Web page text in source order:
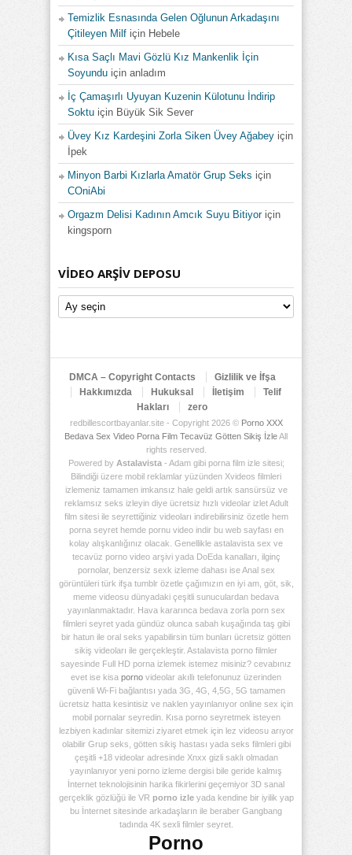
Temizlik Esnasında Gelen Oğlunun Arkadaşını
Çitileyen Milf için Hebele
Kısa Saçlı Mavi Gözlü Kız Mankenlik İçin
Soyundu için anladım
İç Çamaşırlı Uyuyan Kuzenin Külotunu İndirip
Soktu için Büyük Sik Sever
Üvey Kız Kardeşini Zorla Siken Üvey Ağabey için
İpek
Minyon Barbi Kızlarla Amatör Grup Seks için
COniAbi
Orgazm Delisi Kadının Amcık Suyu Bitiyoriçin
kingsporn
VIDEO ARŞIV DEPOSU
Video
Arşiv
DMCA – Copyright Contacts
Gizlilik ve İfşa
Hakkımızda
Hukuksal İletişim
Telif
Hakları
zero
redbillescortbayanlar.site - Copyright 2026 © Porno XXX
Bedava Sex Video Porna Film Tecavüz Götten Sikiş İzleAll
rights reserved.
Powered by Astalavista- Adam gibi porna film izle sitesi;
Bilindiği üzere mobil reklamlar yüzünden Xvideos filmleri
izlemeniz tamamen imkansız hale geldi artık sansürsüz ve
reklamsız seks izleyin diye ücretsiz hızlı videolar izlet Adult
film sitesi ile seyrettiğiniz videoları indirebilirsiniz özetle hem
porna seyret hemde pornu video indir bu web sayfası en
kolay alışkanlığınız olacak. Genellikle astalavista sex ve
tecavüz porno video arşivi yada DoEda kanalları, ilginç
pornolar, benzersiz sexk izleme dahası ise Anal sex
görüntüleri türk ifşa tumblr özetle çağımızın en iyi am, göt, sik,
meme videosu dünyadaki çeşitli sunuculardan bedava
yayınlanmaktadır. Hava kararınca bedava zorla porn sex
filmleri seyret yada gündüz olunca sabah kuşağında taş gibi
bir hatun ile oral seks yapabilirsin tüm bunları ücretsiz götten
sikiş videoları ile gerçekleştir. Astalavista porno filmler
sayesinde Full HD porna izlemek istemez misiniz? cevabınız
evet ise kisa porno videolar akıllı telefonunuz üzerinden
güvenli Wi-Fi bağlantısı yada 3G, 4G, 4,5G, 5G tamamen
ücretsiz hatta kesintisiz ve naklen yayınlanıyor online sex için
mobil pornalar seyredin. Kısa porno seyretmek isteyen
lezbiyen kadınlar sitemizi ziyaret etmek için lez videosu arıyor
olabilir Grup seks, götten sikiş hastası yada seks filmleri gibi
çeşitli +18 videolar adresinde Xnxx gizli saklı olmadan
yayınlanıyor yeni porno izleme dergisi bile geride kalmış
İnternet teknolojisinin harika fikirlerini geçemiyor 3D sanal
gerçeklik gözlüğü ile VR porno izleyada kendine bir iyilik yap
bu İnternet sitesinde arkadaşların ile beraber Gangbang
tadında 4K sexli filmler seyret.
Porno